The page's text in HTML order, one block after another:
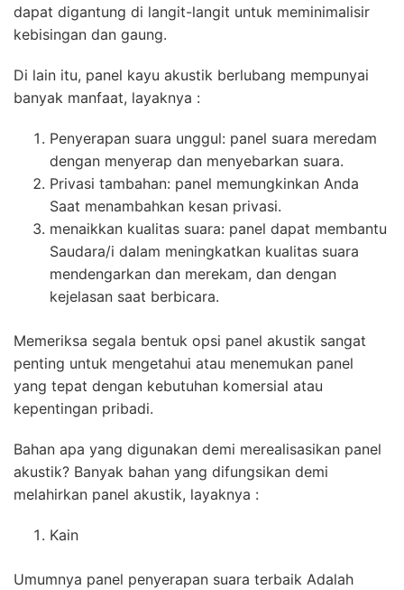
dapat digantung di langit-langit untuk meminimalisir
kebisingan dan gaung.
Di lain itu, panel kayu akustik berlubang mempunyai
banyak manfaat, layaknya :
Penyerapan suara unggul: panel suara meredam
dengan menyerap dan menyebarkan suara.
Privasi tambahan: panel memungkinkan Anda
Saat menambahkan kesan privasi.
menaikkan kualitas suara: panel dapat membantu
Saudara/i dalam meningkatkan kualitas suara
mendengarkan dan merekam, dan dengan
kejelasan saat berbicara.
Memeriksa segala bentuk opsi panel akustik sangat
penting untuk mengetahui atau menemukan panel
yang tepat dengan kebutuhan komersial atau
kepentingan pribadi.
Bahan apa yang digunakan demi merealisasikan panel
akustik? Banyak bahan yang difungsikan demi
melahirkan panel akustik, layaknya :
Kain
Umumnya panel penyerapan suara terbaik Adalah